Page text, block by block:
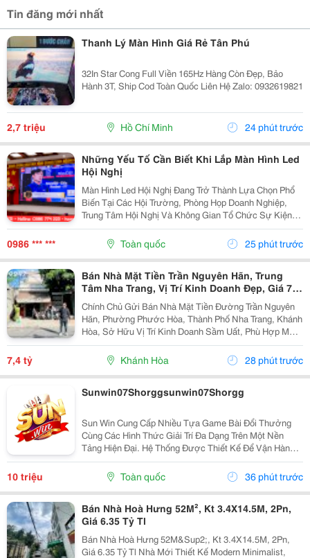
Tin đăng mới nhất
Thanh Lý Màn Hình Giá Rẻ Tân Phú
32In Star Cong Full Viền 165Hz Hàng Còn Đẹp, Bảo
Hành 3T, Ship Cod Toàn Quốc Liên Hệ Zalo: 0932619821
2,7 triệu Hồ Chí Minh 24 phút trước
Những Yếu Tố Cần Biết Khi Lắp Màn Hình Led
Hội Nghị
Màn Hình Led Hội Nghị Đang Trở Thành Lựa Chọn Phổ
Biến Tại Các Hội Trường, Phòng Họp Doanh Nghiệp,
Trung Tâm Hội Nghị Và Không Gian Tổ Chức Sự Kiện
Nhờ Khả Năng Hiển Thị Hình Ảnh Lớn, Rõ Nét Và Ổn
Định. Tuy Nhiên, Để Lựa Chọn Được Hệ Thống...
0986 *** *** Toàn quốc 25 phút trước
Bán Nhà Mặt Tiền Trần Nguyên Hãn, Trung
Tâm Nha Trang, Vị Trí Kinh Doanh Đẹp, Giá 7,4
Tỷ
Chính Chủ Gửi Bán Nhà Mặt Tiền Đường Trần Nguyên
Hãn, Phường Phước Hòa, Thành Phố Nha Trang, Khánh
Hòa, Sở Hữu Vị Trí Kinh Doanh Sầm Uất, Phù Hợp Mở
Cửa Hàng, Văn Phòng, Showroom Hoặc Đầu Tư Cho
Thuê Lâu Dài. Thông Tin Chi Tiết. - Địa Chỉ: Số...
7,4 tỷ Khánh Hòa 28 phút trước
Sunwin07Shorggsunwin07Shorgg
Sun Win Cung Cấp Nhiều Tựa Game Bài Đổi Thưởng
Cùng Các Hình Thức Giải Trí Đa Dạng Trên Một Nền
Tảng Hiện Đại. Hệ Thống Được Thiết Kế Để Vận Hành
Ổn Định, Truy Cập Nhanh Và Tương Thích Với Nhiều
Thiết Bị. Bên Cạnh Đó, Các Tính Năng Bảo Mật Cũng
Được...
10 triệu Toàn quốc 36 phút trước
Bán Nhà Hoà Hưng 52M², Kt 3.4X14.5M, 2Pn,
Giá 6.35 Tỷ Tl
Bán Nhà Hoà Hưng 52M&Sup2;, Kt 3.4X14.5M, 2Pn,
Giá 6.35 Tỷ Tl Nhà Mới Thiết Kế Modern Minimalist,